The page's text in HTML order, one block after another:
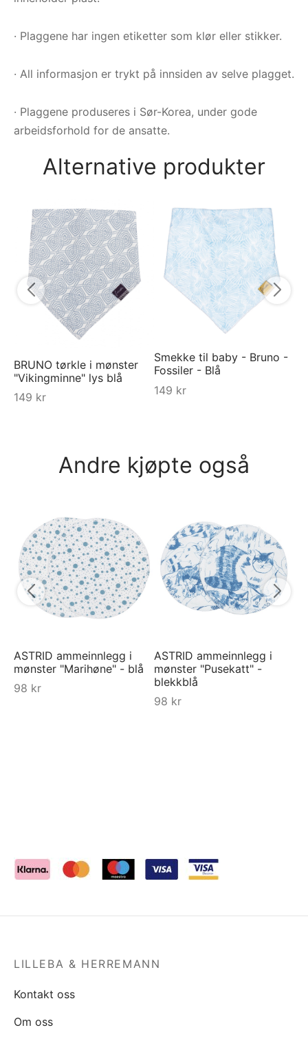
· Plaggene har ingen etiketter som klør eller stikker.
· All informasjon er trykt på innsiden av selve plagget.
· Plaggene produseres i Sør-Korea, under gode
arbeidsforhold for de ansatte.
Alternative produkter
BRUNO tørkle i mønster
"Vikingminne" lys blå
149 kr
Smekke til baby - Bruno -
Fossiler - Blå
149 kr
Andre kjøpte også
ASTRID ammeinnlegg i
mønster "Marihøne" - blå
98 kr
ASTRID ammeinnlegg i
mønster "Pusekatt" -
blekkblå
98 kr
LILLEBA & HERREMANN
Kontakt oss
Om oss